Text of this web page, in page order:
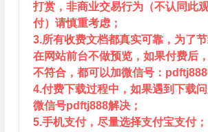
打赏，非商业交易行为（不认同此
付）请慎重考虑；
3.所有收费文档都真实可靠，为了
在网站前台不做预览，如果付费后
不符合，都可以加微信号：pdftj888
4.付费下载过程中，如果遇到下载
微信号pdftj888解决；
5.手机支付，尽量选择支付宝支付；